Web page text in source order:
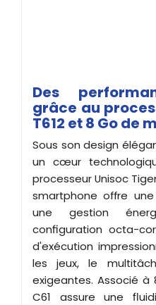
Des
grâce au
T612 et 8 Go de
Sous son design
un cœur
processeur Unisoc
smartphone offre
une gestion
configuration octa-
d'exécution
les jeux, le
exigeantes. Associé à
C61 assure une